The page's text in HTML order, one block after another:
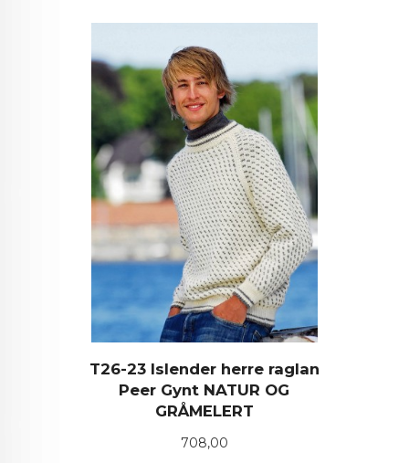
T26-23 Islender herre raglan
Peer Gynt NATUR OG
GRÅMELERT
Pris
708,00